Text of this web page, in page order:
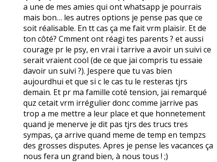
a une de mes amies qui ont whatsapp je pourrais
mais bon… les autres options je pense pas que ce
soit réalisable. En tt cas ça me fait vrm plaisir. Et de
ton côté? Cmment ont réagi tes parents ? et aussi
courage pr le psy, en vrai i tarrive a avoir un suivi ce
serait vraient cool (de ce que jai compris tu essaie
davoir un suivi ?). Jespere que tu vas bien
aujourdhui et que si c le cas tu le resteras tjrs
demain. Et pr ma famille coté tension, jai remarqué
quz cetait vrm irrégulier donc comme jarrive pas
trop a me mettre a leur place et que honnetement
quand je menerve je dit pas tjrs des trucs tres
sympas, ça arrive quand meme de temp en tempzs
des grosses disputes. Apres je pense les vacances ça
nous fera un grand bien, à nous tous ! ;)